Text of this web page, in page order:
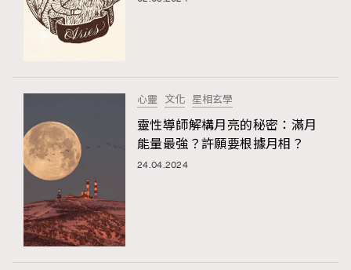
AFrenchMind
EmpowerF
FashionWeek
心靈 文化 星相玄學
靈性導師解構月亮的秘密：滿月
能量最強？許願要根據月相？
24.04.2024